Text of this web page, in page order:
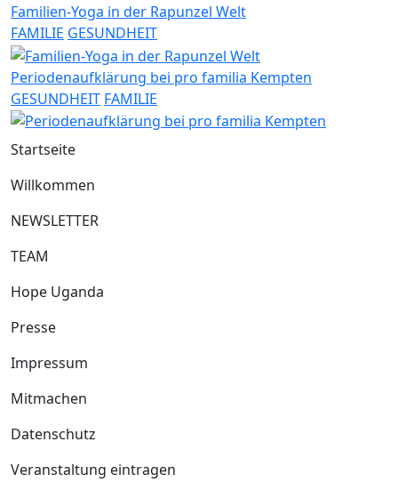
Familien-Yoga in der Rapunzel Welt
FAMILIE GESUNDHEIT
Periodenaufklärung bei pro familia Kempten
GESUNDHEIT FAMILIE
Startseite
Willkommen
NEWSLETTER
TEAM
Hope Uganda
Presse
Impressum
Mitmachen
Datenschutz
Veranstaltung eintragen